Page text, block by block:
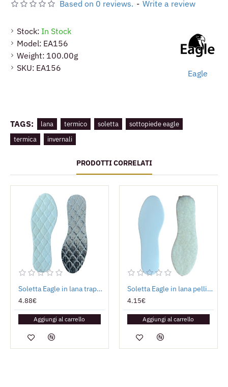
Stock: In Stock
Model: EA156
Weight: 100.00g
SKU: EA156
Eagle
Based on 0 reviews. - Write a review
TAGS: lana termico soletta
sottopiede eagle
termica
invernali
PRODOTTI CORRELATI
Soletta Eagle in lana trapuntata e alluminio
4.88€
Aggiungi al carrello
Soletta Eagle in lana pelliccia
4.15€
Aggiungi al carrello